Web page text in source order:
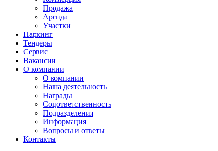
Продажа
Аренда
Участки
Паркинг
Тендеры
Сервис
Вакансии
О компании
О компании
Наша деятельность
Награды
Соцответственность
Подразделения
Информация
Вопросы и ответы
Контакты